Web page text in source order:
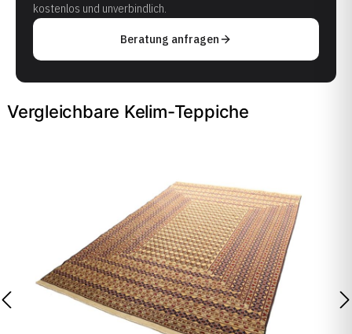
kostenlos und unverbindlich.
Beratung anfragen
Vergleichbare Kelim-Teppiche